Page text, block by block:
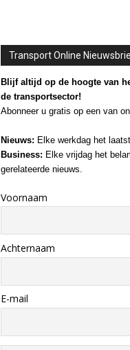
Transport Online
Blijf altijd op de hoogte van
de transportsector!
Abonneer u gratis op een van
Nieuws: Elke werkdag het
Business: Elke vrijdag het
gerelateerde nieuws.
Voornaam
Achternaam
E-mail